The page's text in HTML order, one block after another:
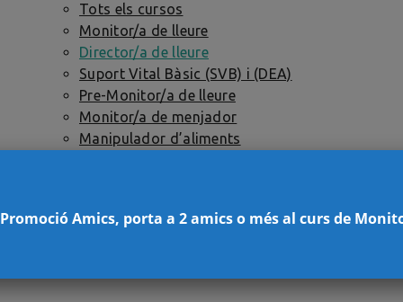
Tots els cursos
Monitor/a de lleure
Director/a de lleure
Suport Vital Bàsic (SVB) i (DEA)
Pre-Monitor/a de lleure
Monitor/a de menjador
Manipulador d’aliments
NESE (Necessitats Específiques de Suport
Amics, porta a 2 amics o més al curs de